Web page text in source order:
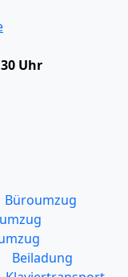
Uhr
Büroumzug
Beiladung